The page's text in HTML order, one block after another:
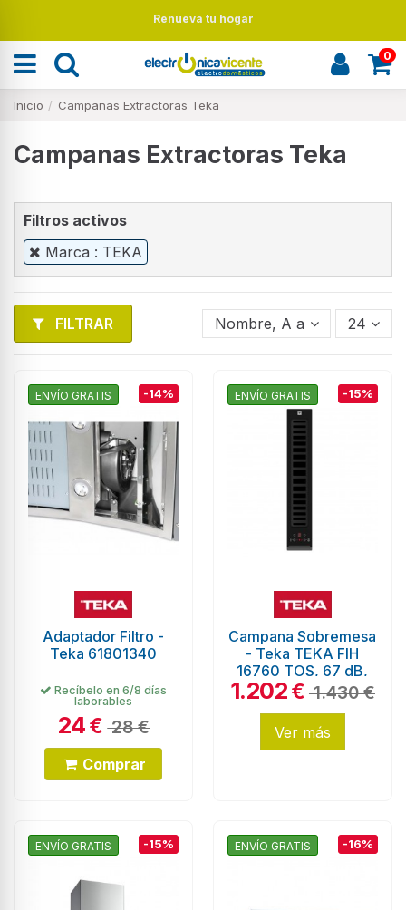
Renueva tu hogar
0
Inicio Campanas Extractoras Teka
Campanas Extractoras Teka
Filtros activos
Marca : TEKA
FILTRAR Nombre, A a Z 24
ENVÍO GRATIS -14%
Adaptador Filtro -
Teka 61801340
Recíbelo en 6/8 días
laborables
24€ 28 €
Comprar
ENVÍO GRATIS -15%
Campana Sobremesa
- Teka TEKA FIH
16760 TOS, 67 dB,
540 m³/h,
Sobreencimera
1.202€ 1.430 €
Ver más
ENVÍO GRATIS -15% ENVÍO GRATIS -16%